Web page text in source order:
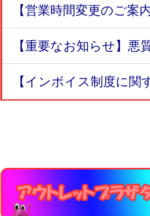
【営業時間変更のご案内
【重要なお知らせ】
【インボイス制度に関